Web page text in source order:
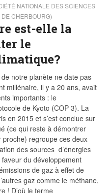
NATIONALE DES SCIENCES
CHERBOURG)
est-elle la
le
notre planète ne date pas
millénaire, il y a 20 ans, avait
importants : le
de Kyoto (COP 3). La
en 2015 et s’est conclue sur
(ce qui reste à démontrer
proche) regroupe ces deux
des sources d’énergies
du développement
de gaz à effet de
gaz comme le méthane,
! D’où le terme